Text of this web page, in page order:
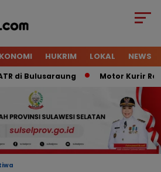
HUKRIM LOKAL NEWS
Bulusaraung Motor Kurir Raib